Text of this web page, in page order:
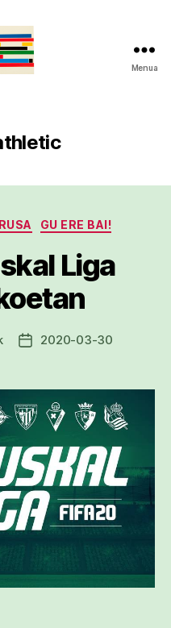
Menua
GU ERE BAI!
Liga
Argitalpenaren
2020-03-30